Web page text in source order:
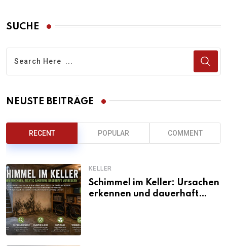
SUCHE
NEUSTE BEITRÄGE
RECENT POPULAR COMMENT
KELLER
Schimmel im Keller: Ursachen
erkennen und dauerhaft